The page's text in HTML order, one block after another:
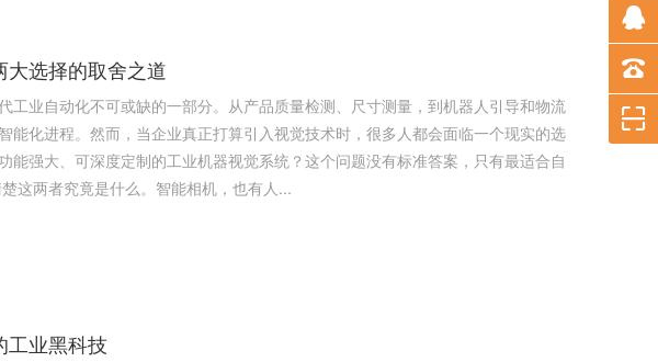
选择的取舍之道
业自动化不可或缺的一部分。从产品质量检测、尺寸测量，到机器人引导和物流
化进程。然而，当企业真正打算引入视觉技术时，很多人都会面临一个现实的选
强大、可深度定制的工业机器视觉系统？这个问题没有标准答案，只有最适合自
先得弄清楚这两者究竟是什么。智能相机，也有人...
工业黑科技